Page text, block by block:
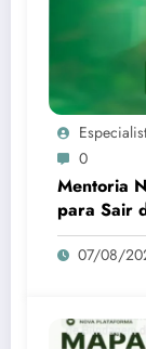
0
Mentoria
para Sair
07/08/